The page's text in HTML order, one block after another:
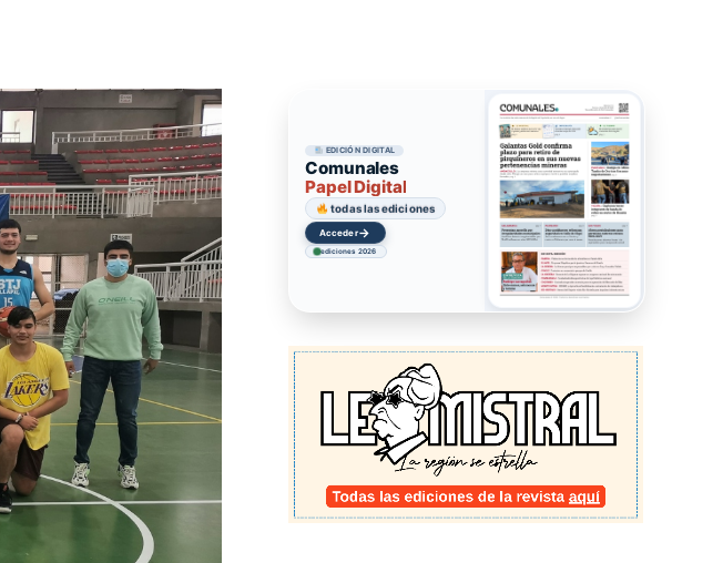
EDICIÓN DIGITAL
Comunales
Papel Digital
todas las ediciones
Acceder→
ediciones 2026